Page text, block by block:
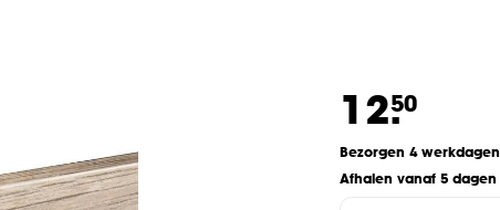
12.50
Bezorgen 4 werkdagen
Afhalen vanaf 5 dagen